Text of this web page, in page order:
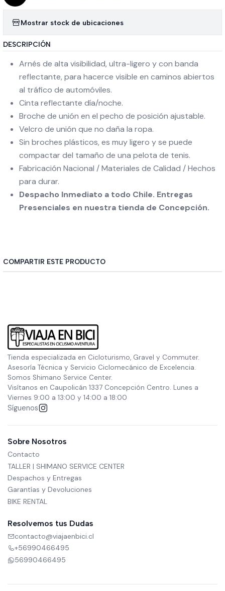
Mostrar stock de ubicaciones
DESCRIPCIÓN
Arnés de alta visibilidad, ultra-ligero y con banda
reflectante, para hacerce visible en caminos abiertos
al tráfico de automóviles.
Cinta reflectante día/noche.
Broche de unión en el pecho de posición ajustable.
Velcro de unión que no daña la ropa.
Sin broches plásticos, es muy ligero y se puede
compactar del tamaño de una pelota de tenis.
Fabricación Nacional / Materiales de Calidad / Hechos
para durar.
Despacho Inmediato a todo Chile. Entregas
Presenciales en nuestra tienda de Concepción.
COMPARTIR ESTE PRODUCTO
Tienda especializada en Cicloturismo, Gravel y Commuter.
Asesoría Técnica y Servicio Ciclomecánico de Excelencia.
Somos Shimano Service Center.
Visítanos en Caupolicán 1337 Concepción Centro. Lunes a
Viernes 9:00 a 13:00 y 14:00 a 18:00
Síguenos
Sobre Nosotros
Contacto
TALLER | SHIMANO SERVICE CENTER
Despachos y Entregas
Garantías y Devoluciones
BIKE RENTAL
Resolvemos tus Dudas
contacto@viajaenbici.cl
+56990466495
56990466495